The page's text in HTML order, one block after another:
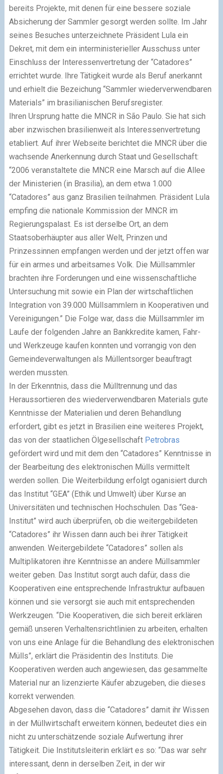
bereits Projekte, mit denen für eine bessere soziale
Absicherung der Sammler gesorgt werden sollte. Im Jahr
seines Besuches unterzeichnete Präsident Lula ein
Dekret, mit dem ein interministerieller Ausschuss unter
Einschluss der Interessenvertretung der “Catadores”
errichtet wurde. Ihre Tätigkeit wurde als Beruf anerkannt
und erhielt die Bezeichung “Sammler wiederverwendbaren
Materials” im brasilianischen Berufsregister.
Ihren Ursprung hatte die MNCR in São Paulo. Sie hat sich
aber inzwischen brasilienweit als Interessenvertretung
etabliert. Auf ihrer Webseite berichtet die MNCR über die
wachsende Anerkennung durch Staat und Gesellschaft:
“2006 veranstaltete die MNCR eine Marsch auf die Allee
der Ministerien (in Brasilia), an dem etwa 1.000
“Catadores” aus ganz Brasilien teilnahmen. Präsident Lula
empfing die nationale Kommission der MNCR im
Regierungspalast. Es ist derselbe Ort, an dem
Staatsoberhäupter aus aller Welt, Prinzen und
Prinzessinnen empfangen werden und der jetzt offen war
für ein armes und arbeitsames Volk. Die Müllsammler
brachten ihre Forderungen und eine wissenschaftliche
Untersuchung mit sowie ein Plan der wirtschaftlichen
Integration von 39.000 Müllsammlern in Kooperativen und
Vereinigungen.” Die Folge war, dass die Müllsammler im
Laufe der folgenden Jahre an Bankkredite kamen, Fahr-
und Werkzeuge kaufen konnten und vorrangig von den
Gemeindeverwaltungen als Müllentsorger beauftragt
werden mussten.
In der Erkenntnis, dass die Mülltrennung und das
Heraussortieren des wiederverwendbaren Materials gute
Kenntnisse der Materialien und deren Behandlung
erfordert, gibt es jetzt in Brasilien eine weiteres Projekt,
das von der staatlichen Ölgesellschaft Petrobras
gefördert wird und mit dem den “Catadores” Kenntnisse in
der Bearbeitung des elektronischen Mülls vermittelt
werden sollen. Die Weiterbildung erfolgt oganisiert durch
das Institut “GEA” (Ethik und Umwelt) über Kurse an
Universitäten und technischen Hochschulen. Das “Gea-
Institut” wird auch überprüfen, ob die weitergebildeten
“Catadores” ihr Wissen dann auch bei ihrer Tätigkeit
anwenden. Weitergebildete “Catadores” sollen als
Multiplikatoren ihre Kenntnisse an andere Müllsammler
weiter geben. Das Institut sorgt auch dafür, dass die
Kooperativen eine entsprechende Infrastruktur aufbauen
können und sie versorgt sie auch mit entsprechenden
Werkzeugen. “Die Kooperativen, die sich bereit erklären
gemäß unseren Verhaltensrichtlinien zu arbeiten, erhalten
von uns eine Anlage für die Behandlung des elektronischen
Mülls”, erklärt die Präsidentin des Instituts. Die
Kooperativen werden auch angewiesen, das gesammelte
Material nur an lizenzierte Käufer abzugeben, die dieses
korrekt verwenden.
Abgesehen davon, dass die “Catadores” damit ihr Wissen
in der Müllwirtschaft erweitern können, bedeutet dies ein
nicht zu unterschätzende soziale Aufwertung ihrer
Tätigkeit. Die Institutsleiterin erklärt es so: “Das war sehr
interessant, denn in derselben Zeit, in der wir